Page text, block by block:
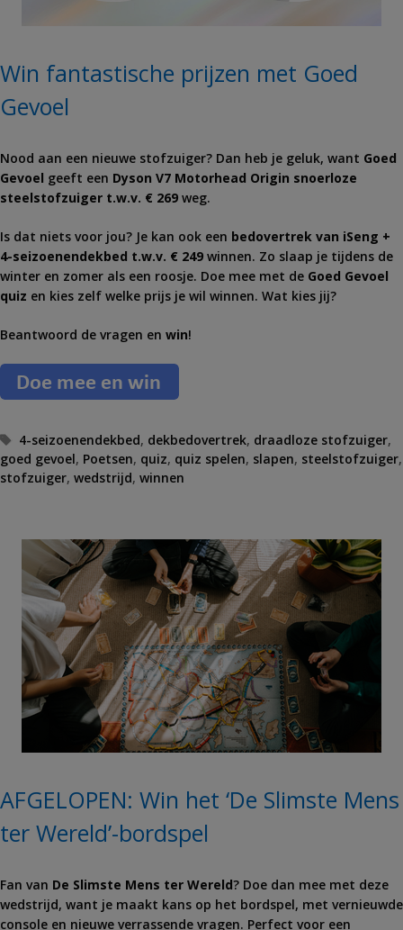
Win fantastische prijzen met Goed
Gevoel
Nood aan een nieuwe stofzuiger? Dan heb je geluk, want Goed
Gevoel geeft een Dyson V7 Motorhead Origin snoerloze
steelstofzuiger t.w.v. € 269 weg.
Is dat niets voor jou? Je kan ook een bedovertrek van iSeng +
4-seizoenendekbed t.w.v. € 249 winnen. Zo slaap je tijdens de
winter en zomer als een roosje. Doe mee met de Goed Gevoel
quiz en kies zelf welke prijs je wil winnen. Wat kies jij?
Beantwoord de vragen en win!
T
a
g
4-seizoenendekbed, dekbedovertrek, draadloze stofzuiger,
goed gevoel, Poetsen, quiz, quiz spelen, slapen, steelstofzuiger,
stofzuiger, wedstrijd, winnen
AFGELOPEN: Win het ‘De Slimste Mens
ter Wereld’-bordspel
Fan van De Slimste Mens ter Wereld? Doe dan mee met deze
wedstrijd, want je maakt kans op het bordspel, met vernieuwde
console en nieuwe verrassende vragen. Perfect voor een